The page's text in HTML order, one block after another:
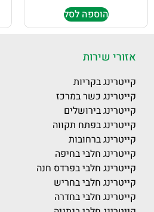
הוספה לסל
אזורי שירות
קייטרינג בקריות
קייטרינג כשר במרכז
קייטרינג בירושלים
קייטרינג בפתח תקווה
קייטרינג ברחובות
קייטרינג חלבי בחיפה
קייטרינג חלבי בפרדס חנה
קייטרינג חלבי בחריש
קייטרינג חלבי בחדרה